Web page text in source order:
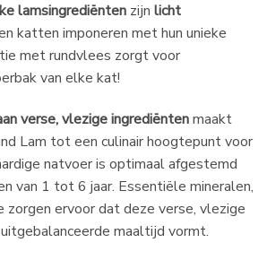
lamsingrediënten zijn licht
katten imponeren met hun unieke
met rundvlees zorgt voor
van elke kat!
verse, vlezige ingrediëntenmaakt
Lam tot een culinair hoogtepunt voor
natvoer is optimaal afgestemd
van 1 tot 6 jaar. Essentiële mineralen,
zorgen ervoor dat deze verse, vlezige
maaltijd vormt.